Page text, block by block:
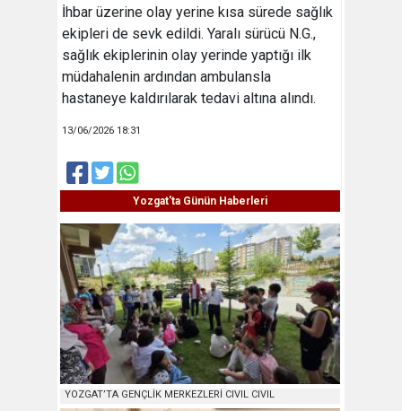
İhbar üzerine olay yerine kısa sürede sağlık
ekipleri de sevk edildi. Yaralı sürücü N.G.,
sağlık ekiplerinin olay yerinde yaptığı ilk
müdahalenin ardından ambulansla
hastaneye kaldırılarak tedavi altına alındı.
13/06/2026 18:31
Yozgat'ta Günün Haberleri
YOZGAT’TA GENÇLİK MERKEZLERİ CIVIL CIVIL